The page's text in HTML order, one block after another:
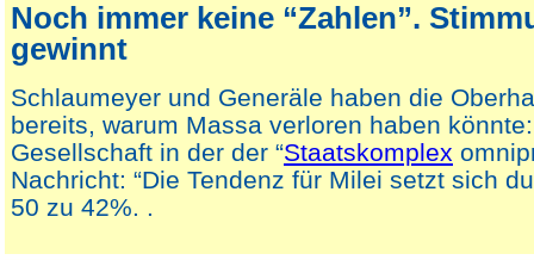
Noch immer keine “Zahlen”.
gewinnt
Schlaumeyer und Generäle haben die
bereits, warum Massa verloren haben
Gesellschaft in der der “Staatskomplex
Nachricht: “Die Tendenz für Milei setzt sich
50 zu 42%. .